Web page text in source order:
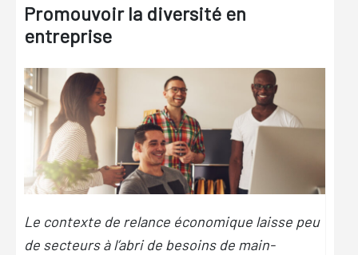
Promouvoir la diversité en
entreprise
Le contexte de relance économique laisse peu
de secteurs à l’abri de besoins de main-